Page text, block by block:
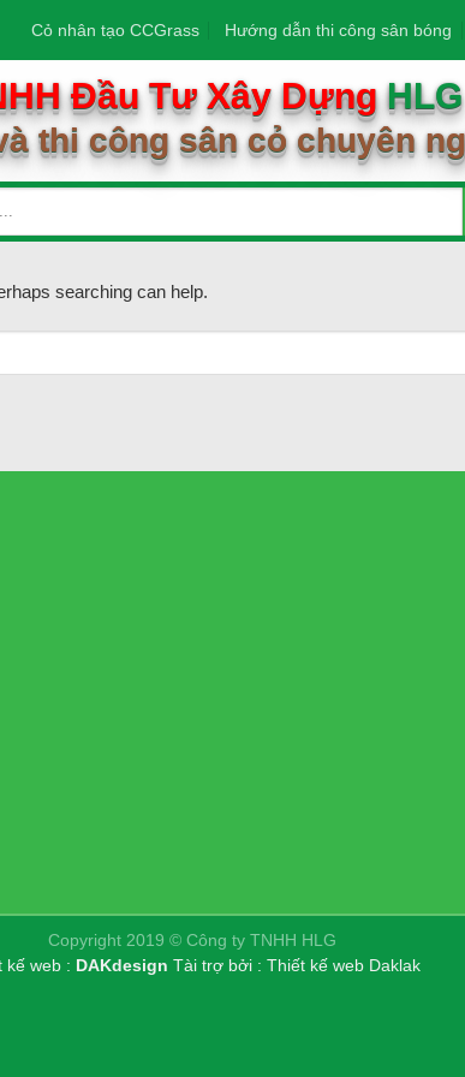
Cỏ nhân tạo CCGrass Hướng dẫn thi công sân bóng
Đầu Tư Xây DựngHLG
thi công sân cỏ chuyên
searching can help.
Copyright 2019 © Công ty TNHH HLG
kế web : DAKdesign Tài trợ bởi : Thiết kế web Daklak